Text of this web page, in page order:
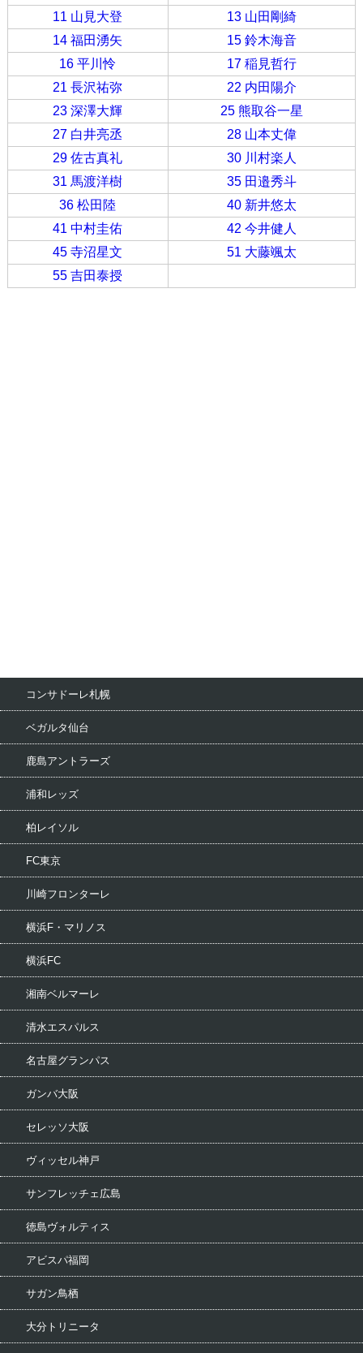
11 山見大登
13 山田剛綺
14 福田湧矢
15 鈴木海音
16 平川怜
17 稲見哲行
21 長沢祐弥
22 内田陽介
23 深澤大輝
25 熊取谷一星
27 白井亮丞
28 山本丈偉
29 佐古真礼
30 川村楽人
31 馬渡洋樹
35 田邉秀斗
36 松田陸
40 新井悠太
41 中村圭佑
42 今井健人
45 寺沼星文
51 大藤颯太
55 吉田泰授
コンサドーレ札幌
ベガルタ仙台
鹿島アントラーズ
浦和レッズ
柏レイソル
FC東京
川崎フロンターレ
横浜F・マリノス
横浜FC
湘南ベルマーレ
清水エスパルス
名古屋グランパス
ガンバ大阪
セレッソ大阪
ヴィッセル神戸
サンフレッチェ広島
徳島ヴォルティス
アビスパ福岡
サガン鳥栖
大分トリニータ